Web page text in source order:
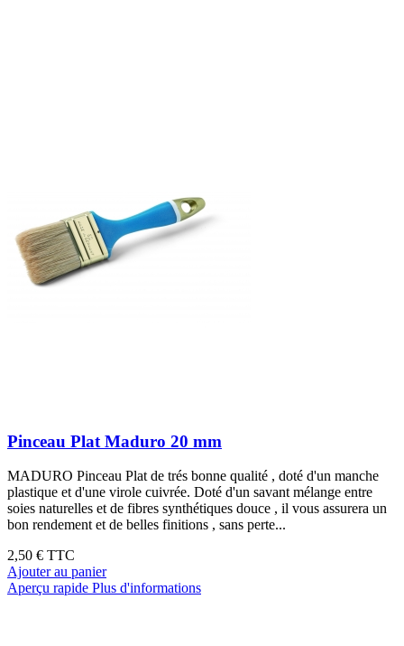
Pinceau Plat Maduro 20 mm
MADURO Pinceau Plat de trés bonne qualité , doté d'un manche
plastique et d'une virole cuivrée. Doté d'un savant mélange entre
soies naturelles et de fibres synthétiques douce , il vous assurera un
bon rendement et de belles finitions , sans perte...
2,50 € TTC
Ajouter au panier
Aperçu rapide Plus d'informations